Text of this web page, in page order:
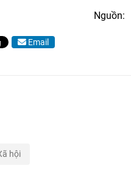
Nguồn:
Email
hội